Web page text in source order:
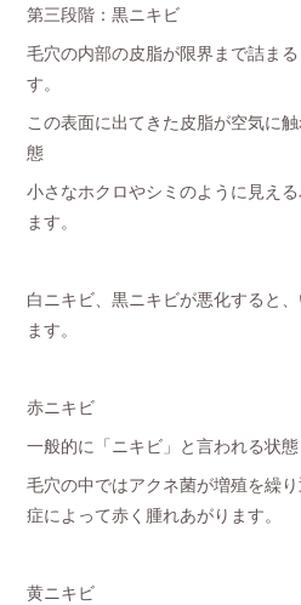
第三段階：黒ニキビ
毛穴の内部の皮脂が限界まで詰ま
す。
この表面に出てきた皮脂が空気に
態
小さなホクロやシミのように見え
ます。
白ニキビ、黒ニキビが悪化すると
ます。
赤ニキビ
一般的に「ニキビ」と言われる状態
毛穴の中ではアクネ菌が増殖を繰
症によって赤く腫れあがります。
黄ニキビ